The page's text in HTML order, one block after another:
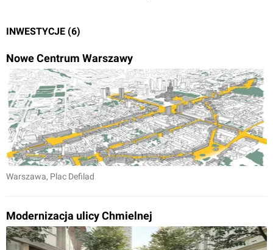
INWESTYCJE (6)
Nowe Centrum Warszawy
Warszawa, Plac Defilad
Modernizacja ulicy Chmielnej